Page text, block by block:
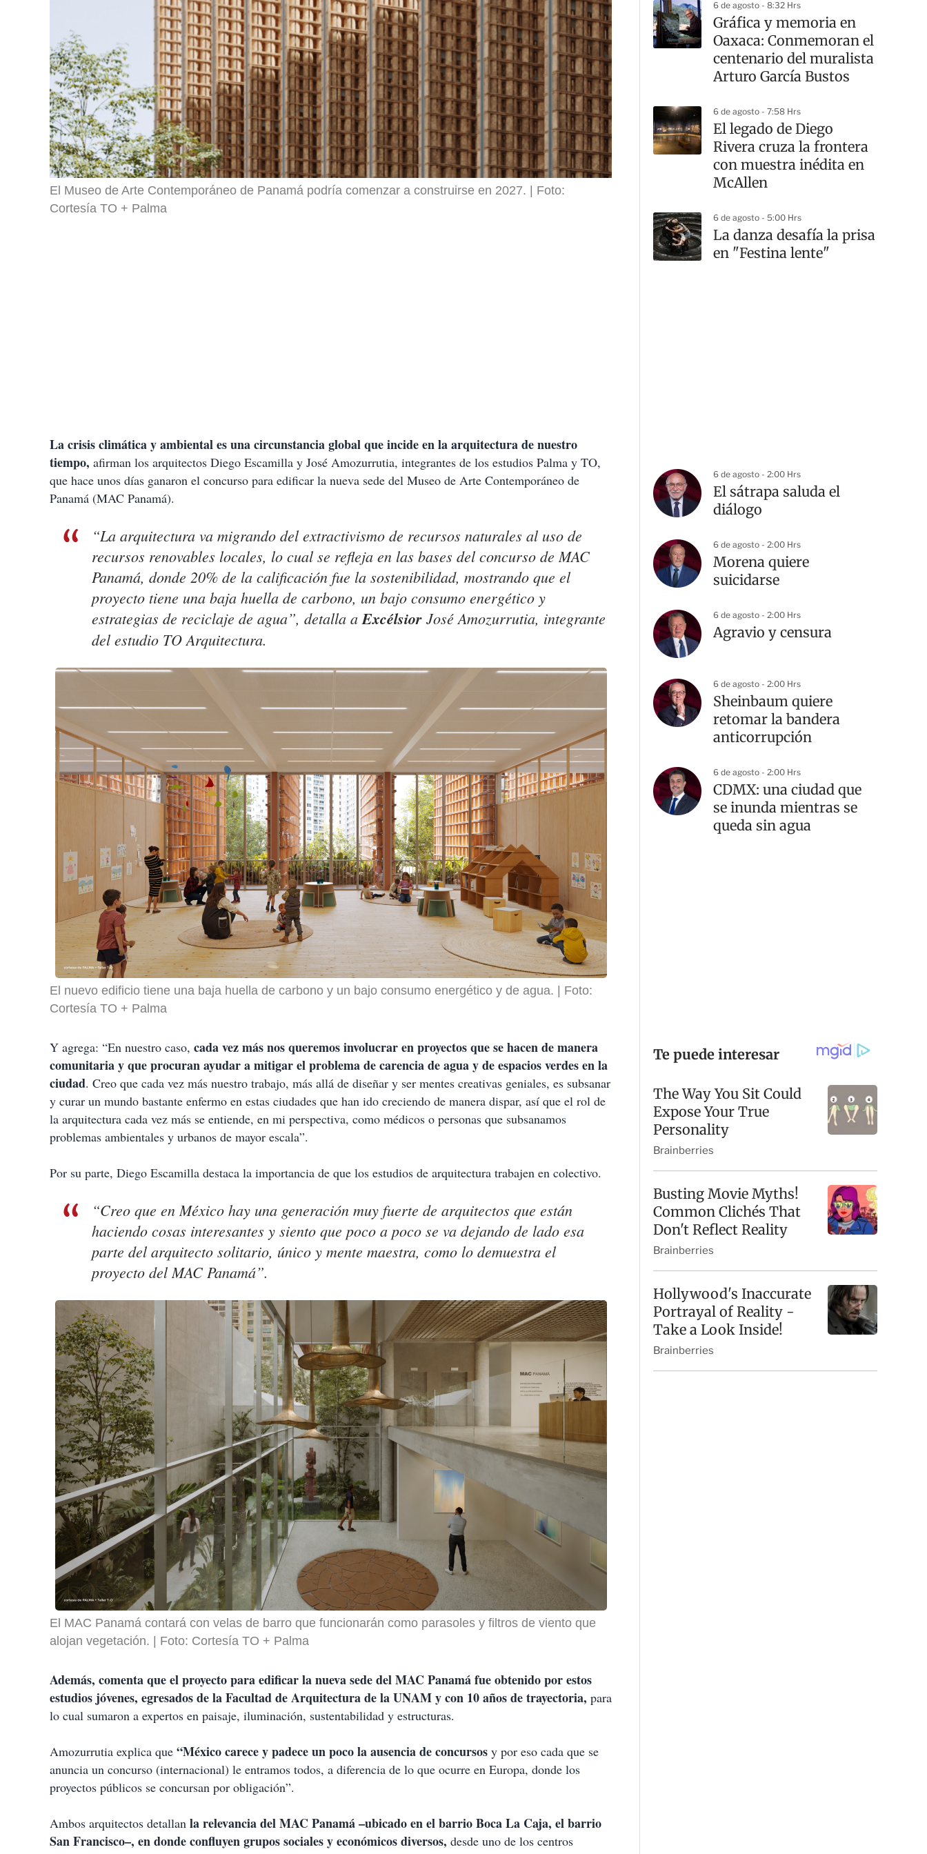
El Museo de Arte Contemporáneo de Panamá podría comenzar a construirse en 2027.
Foto:
Cortesía TO + Palma
La crisis climática y ambiental es una circunstancia global que incide en la arquitectura de nuestro
tiempo, afirman los arquitectos Diego Escamilla y José Amozurrutia, integrantes de los estudios Palma y TO,
que hace unos días ganaron el concurso para edificar la nueva sede del Museo de Arte Contemporáneo de
Panamá (MAC Panamá).
“La arquitectura va migrando del extractivismo de recursos naturales al uso de
recursos renovables locales, lo cual se refleja en las bases del concurso de MAC
Panamá, donde 20% de la calificación fue la sostenibilidad, mostrando que el
proyecto tiene una baja huella de carbono, un bajo consumo energético y
estrategias de reciclaje de agua”, detalla aExcélsior José Amozurrutia, integrante
del estudio TO Arquitectura.
El nuevo edificio tiene una baja huella de carbono y un bajo consumo energético y de agua.
Foto:
Cortesía TO + Palma
Y agrega: “En nuestro caso, cada vez más nos queremos involucrar en proyectos que se hacen de manera
comunitaria y que procuran ayudar a mitigar el problema de carencia de agua y de espacios verdes en la
ciudad. Creo que cada vez más nuestro trabajo, más allá de diseñar y ser mentes creativas geniales, es subsanar
y curar un mundo bastante enfermo en estas ciudades que han ido creciendo de manera dispar, así que el rol de
la arquitectura cada vez más se entiende, en mi perspectiva, como médicos o personas que subsanamos
problemas ambientales y urbanos de mayor escala”.
Por su parte, Diego Escamilla destaca la importancia de que los estudios de arquitectura trabajen en colectivo.
“Creo que en México hay una generación muy fuerte de arquitectos que están
haciendo cosas interesantes y siento que poco a poco se va dejando de lado esa
parte del arquitecto solitario, único y mente maestra, como lo demuestra el
proyecto del MAC Panamá”.
El MAC Panamá contará con velas de barro que funcionarán como parasoles y filtros de viento que
alojan vegetación.
Foto: Cortesía TO + Palma
Además, comenta que el proyecto para edificar la nueva sede del MAC Panamá fue obtenido por estos
estudios jóvenes, egresados de la Facultad de Arquitectura de la UNAM y con 10 años de trayectoria, para
lo cual sumaron a expertos en paisaje, iluminación, sustentabilidad y estructuras.
Amozurrutia explica que “México carece y padece un poco la ausencia de concursos y por eso cada que se
anuncia un concurso (internacional) le entramos todos, a diferencia de lo que ocurre en Europa, donde los
proyectos públicos se concursan por obligación”.
Ambos arquitectos detallan la relevancia del MAC Panamá –ubicado en el barrio Boca La Caja, el barrio
San Francisco–, en donde confluyen grupos sociales y económicos diversos, desde uno de los centros
6 de agosto - 8:32 Hrs
Gráfica y memoria en
Oaxaca: Conmemoran el
centenario del muralista
Arturo García Bustos
6 de agosto - 7:58 Hrs
El legado de Diego
Rivera cruza la frontera
con muestra inédita en
McAllen
6 de agosto - 5:00 Hrs
La danza desafía la prisa
en "Festina lente"
6 de agosto - 2:00 Hrs
El sátrapa saluda el
diálogo
6 de agosto - 2:00 Hrs
Morena quiere
suicidarse
6 de agosto - 2:00 Hrs
Agravio y censura
6 de agosto - 2:00 Hrs
Sheinbaum quiere
retomar la bandera
anticorrupción
6 de agosto - 2:00 Hrs
CDMX: una ciudad que
se inunda mientras se
queda sin agua